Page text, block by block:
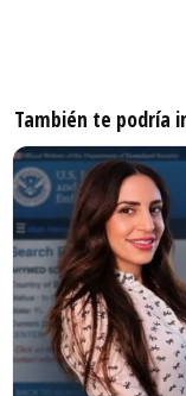
También te podría